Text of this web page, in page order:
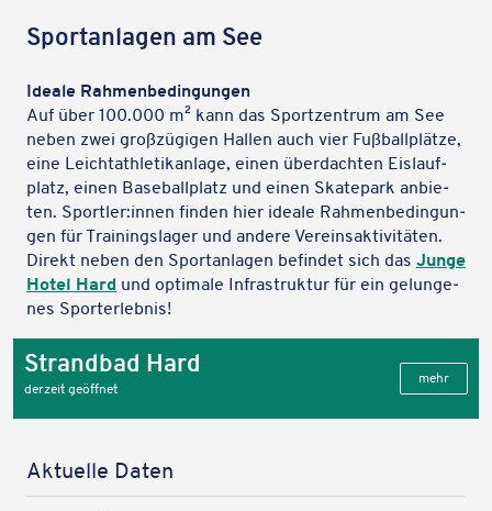
Sport­an­la­gen am See
Ideale Rahmen­be­din­gun­gen
Auf über 100.000 m² kann das Sport­zen­trum am See
neben zwei groß­zü­gi­gen Hallen auch vier Fußball­plätze,
eine Leicht­ath­le­tik­an­lage, einen über­dach­ten Eislauf­
platz, einen Base­ball­platz und einen Skate­park anbie­
ten. Sportler:innen finden hier ideale Rahmen­be­din­gun­
gen für Trai­nings­la­ger und andere Vereins­ak­ti­vi­tä­ten.
Direkt neben den Sport­an­la­gen befin­det sich das Junge
Hotel Hard und opti­male Infra­struk­tur für ein gelun­ge­
nes Sporterlebnis!
Strand­bad Hard
derzeit geöffnet
mehr
Aktu­elle Daten